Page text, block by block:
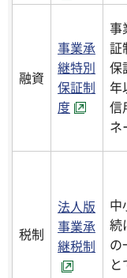
融資
事業承
継特別
保証制
度
事
証
保
年
信
ネ
税制
法人版
事業承
継税制
中
続
の
と